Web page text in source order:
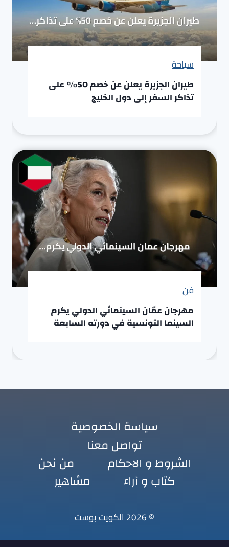
سياحة
طيران الجزيرة يعلن عن خصم 50% على
تذاكر السفر إلى دول الخليج
فن
مهرجان عمّان السينمائي الدولي يكرم
السينما التونسية في دورته السابعة
سياسة الخصوصية
تواصل معنا
الشروط و الاحكام
من نحن
كتاب و آراء
مشاهير
© 2026 الكويت بوست